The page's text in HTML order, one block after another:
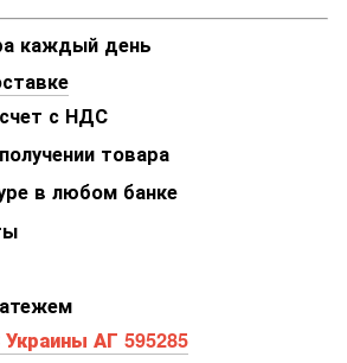
каждый день
с НДС
товара
в любом банке
АГ 595285